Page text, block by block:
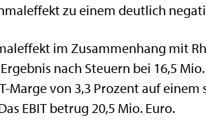
zu einem deutlich
im Zusammenhang mit
nach Steuern bei 16,5
Marge von 3,3 Prozent auf einem
EBIT betrug 20,5 Mio. Euro.